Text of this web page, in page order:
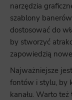
narzędzia
szablony
dostosować do
by stworzyć
zapowiedzią
Najważniejsze
fontów i stylu, by
kanału. Warto też